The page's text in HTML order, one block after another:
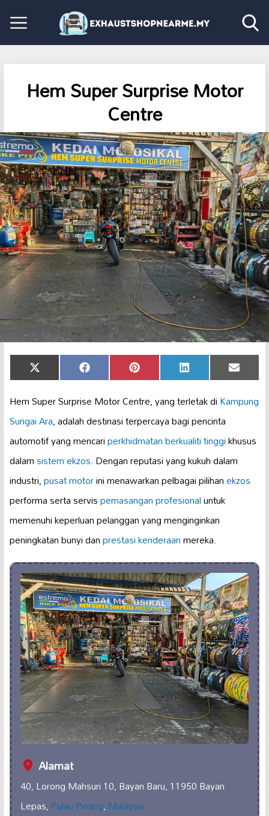
Hem Super Surprise Motor
Centre
Share
on
X
(Twitter)
Share
on
Facebook Share
on
Pinterest Share
on
LinkedIn Share
on
Email
Hem Super Surprise Motor Centre, yang terletak diKampung
Sungai Ara, adalah destinasi terpercaya bagi pencinta
automotif yang mencariperkhidmatan berkualiti tinggikhusus
dalamsistem ekzos. Dengan reputasi yang kukuh dalam
industri,pusat motorini menawarkan pelbagai pilihanekzos
performa serta servispemasangan profesionaluntuk
memenuhi keperluan pelanggan yang menginginkan
peningkatan bunyi danprestasi kenderaanmereka.
Alamat
40, Lorong Mahsuri 10, Bayan Baru, 11950 Bayan
Lepas,Pulau Pinang,Malaysia